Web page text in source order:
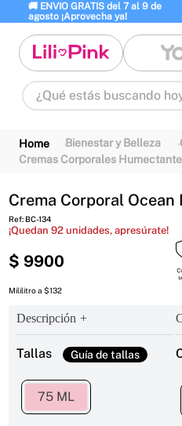
🚚 ENVIO GRATIS del 7 al 9 de
agosto ¡Aprovecha ya!
¿Qué estás buscando hoy?
Bienestar y Belleza
Cremas Corporales
Crema Corporal Ocean
Ref: BC-134
¡Quedan92 unidades, apresúrate!
$ 9900
Mililitro a $132
Descripción
Tallas
75 ML
panty 2
4. termo 5.
7. perfumes 8
10. maletas